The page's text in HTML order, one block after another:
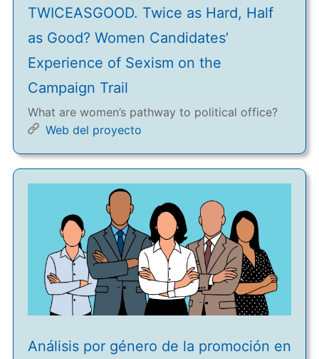
TWICEASGOOD. Twice as Hard, Half
as Good? Women Candidates’
Experience of Sexism on the
Campaign Trail
What are women’s pathway to political office?
Web del proyecto
Análisis por género de la promoción en